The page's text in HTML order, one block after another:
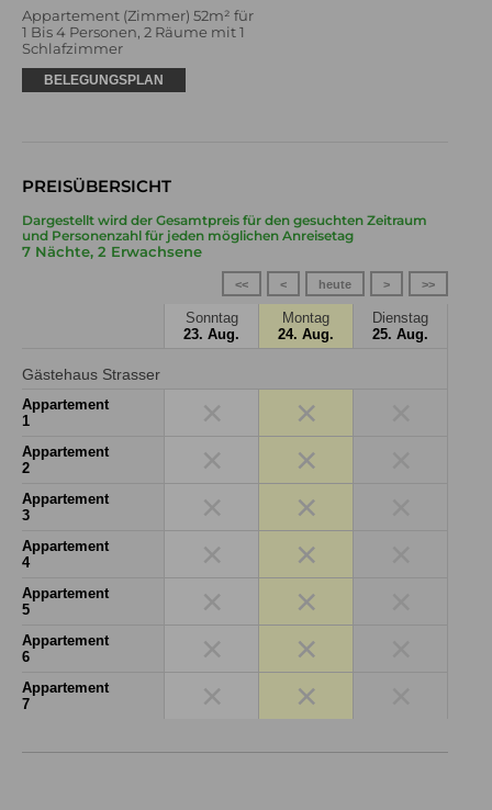
Appartement (Zimmer) 52m² für
1 Bis 4 Personen, 2 Räume mit 1
Schlafzimmer
BELEGUNGSPLAN
PREISÜBERSICHT
Dargestellt wird der Gesamtpreis für den gesuchten Zeitraum
und Personenzahl für jeden möglichen Anreisetag
7 Nächte, 2 Erwachsene
>>
>
heute
<
<<
Sonntag
23. Aug.
Montag
24. Aug.
Dienstag
25. Aug.
Gästehaus Strasser
Appartement
1
×
Appartement
2
×
Appartement
3
×
Appartement
4
×
Appartement
5
×
Appartement
6
×
Appartement
7
×